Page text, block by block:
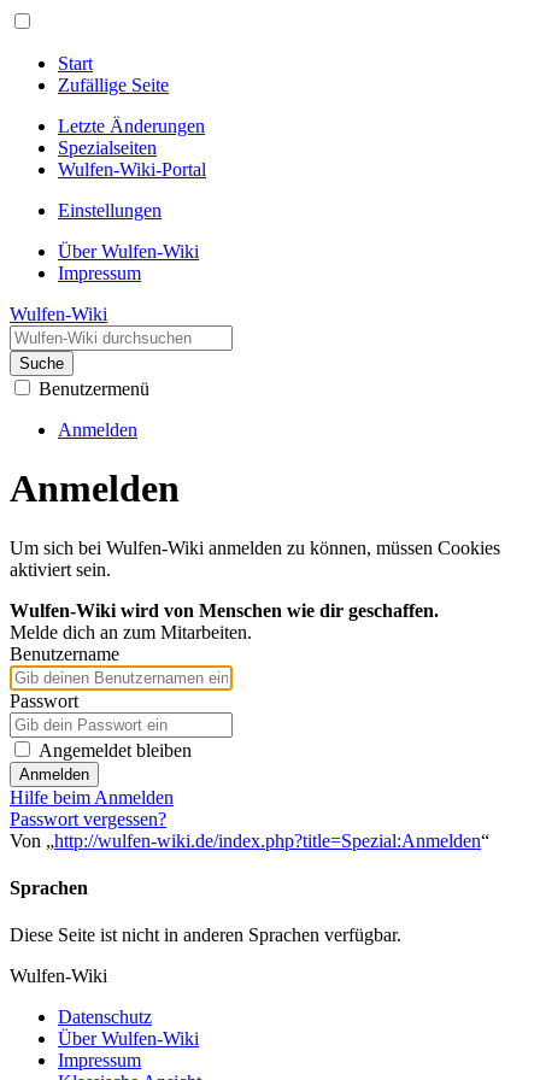
Start
Zufällige Seite
Letzte Änderungen
Spezialseiten
Wulfen-Wiki-Portal
Einstellungen
Über Wulfen-Wiki
Impressum
Wulfen-Wiki
Suche
Benutzermenü
Anmelden
Anmelden
Um sich bei Wulfen-Wiki anmelden zu können, müssen Cookies
aktiviert sein.
Wulfen-Wiki wird von Menschen wie dir geschaffen.
Melde dich an zum Mitarbeiten.
Benutzername
Passwort
Angemeldet bleiben
Anmelden
Hilfe beim Anmelden
Passwort vergessen?
Von „http://wulfen-wiki.de/index.php?title=Spezial:Anmelden“
Sprachen
Diese Seite ist nicht in anderen Sprachen verfügbar.
Wulfen-Wiki
Datenschutz
Über Wulfen-Wiki
Impressum